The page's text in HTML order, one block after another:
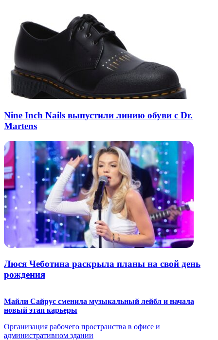
Nine Inch Nails выпустили линию обуви с Dr.
Martens
Люся Чеботина раскрыла планы на свой день
рождения
Майли Сайрус сменила музыкальный лейбл и начала
новый этап карьеры
Организация рабочего пространства в офисе и
административном здании